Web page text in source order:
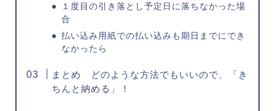
１度目の引き落とし予定日に落ちなかった場
合
払い込み用紙での払い込みも期日までにでき
なかったら
まとめ どのような方法でもいいので、「き
ちんと納める」！